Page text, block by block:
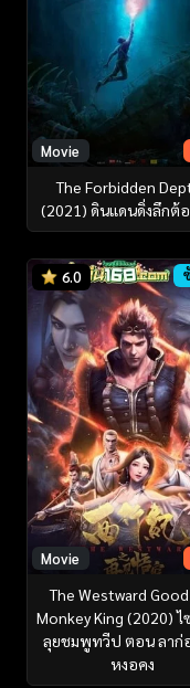
Movie
The Forbidden
(2021) ดินแดนดิ่งลึกต้
6.0
Movie
The Westward Good
Monkey King (2020) ไ
ลุยชมพูทวีป ตอน ลาก่
หงอคง